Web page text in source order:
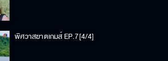
พิศวาสฆาตเกมส์ EP.7[4/4]